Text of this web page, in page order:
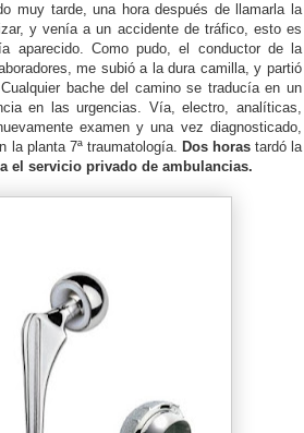
muy tarde, una hora después de llamarla la
y venía a un accidente de tráfico, esto es
aparecido. Como pudo, el conductor de la
me subió a la dura camilla, y partió
bache del camino se traducía en un
en las urgencias. Vía, electro, analíticas,
examen y una vez diagnosticado,
la planta 7ª traumatología. Dos horastardó la
el servicio privado de ambulancias.